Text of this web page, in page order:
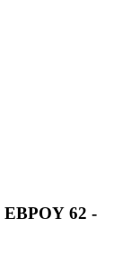
ΕΒΡΟΥ 62 -